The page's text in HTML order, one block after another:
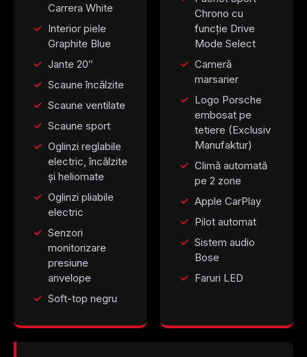
Carrera White
Interior piele
Graphite Blue
Jante 20″
Scaune încălzite
Scaune ventilate
Scaune sport
Oglinzi reglabile
electric, încălzite
și heliomate
Oglinzi pliabile
electric
Senzori
monitorizare
presiune
anvelope
Soft-top negru
Chrono cu
funcție Drive
Mode Select
Cameră
marsarier
Logo Porsche
embosat pe
tetiere (Exclusiv
Manufaktur)
Climă automată
pe 2 zone
Apple CarPlay
Pilot automat
Sistem audio
Bose
Faruri LED